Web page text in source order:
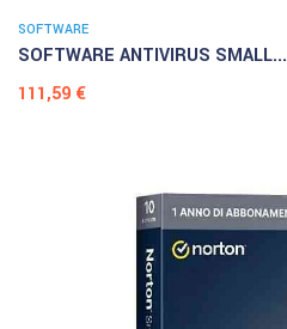
SOFTWARE
SOFTWARE ANTIVIRUS SMALL...
Prezzo
111,59 €